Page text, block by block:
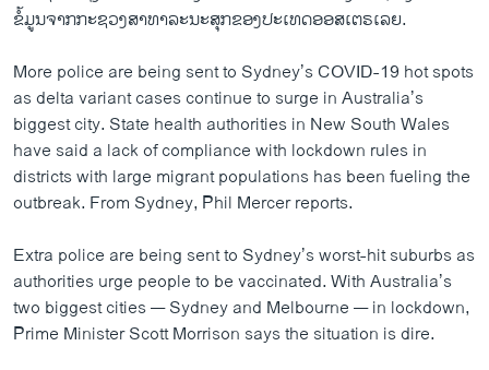
ຂໍ້ມູນຈາກກະຊວງສາທາລະນະສຸກຂອງປະເທດອອສເຕຣເລຍ.
More police are being sent to Sydney’s COVID-19 hot spots
as delta variant cases continue to surge in Australia’s
biggest city. State health authorities in New South Wales
have said a lack of compliance with lockdown rules in
districts with large migrant populations has been fueling the
outbreak. From Sydney, Phil Mercer reports.
Extra police are being sent to Sydney’s worst-hit suburbs as
authorities urge people to be vaccinated. With Australia’s
two biggest cities — Sydney and Melbourne — in lockdown,
Prime Minister Scott Morrison says the situation is dire.​